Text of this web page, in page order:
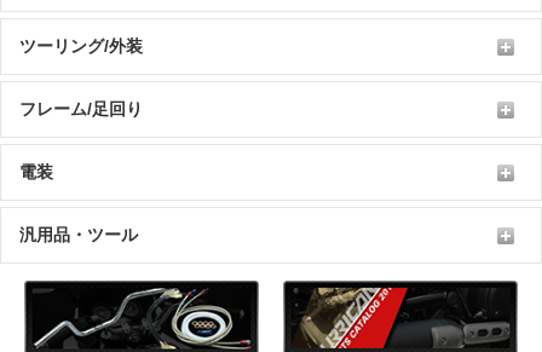
ツーリング/外装
フレーム/足回り
電装
汎用品・ツール